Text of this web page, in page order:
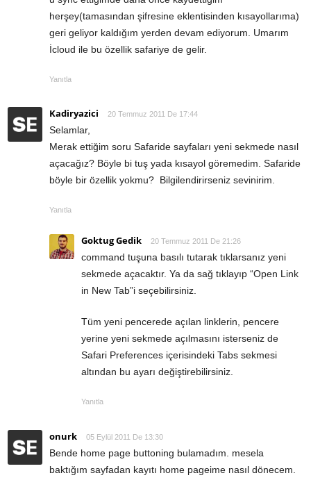
herşey(tamasından şifresine eklentisinden kısayollarıma)
geri geliyor kaldığım yerden devam ediyorum. Umarım
İcloud ile bu özellik safariye de gelir.
Yanıtla
Kadiryazici 20 Temmuz 2011 De 17:44
Selamlar,
Merak ettiğim soru Safaride sayfaları yeni sekmede nasıl
açacağız? Böyle bi tuş yada kısayol göremedim. Safaride
böyle bir özellik yokmu? Bilgilendirirseniz sevinirim.
Yanıtla
Goktug Gedik 20 Temmuz 2011 De 21:26
command tuşuna basılı tutarak tıklarsanız yeni
sekmede açacaktır. Ya da sağ tıklayıp “Open Link
in New Tab”i seçebilirsiniz.
Tüm yeni pencerede açılan linklerin, pencere
yerine yeni sekmede açılmasını isterseniz de
Safari Preferences içerisindeki Tabs sekmesi
altından bu ayarı değiştirebilirsiniz.
Yanıtla
onurk 05 Eylül 2011 De 13:30
Bende home page buttoning bulamadım. mesela
baktığım sayfadan kayıtı home pageime nasıl dönecem.